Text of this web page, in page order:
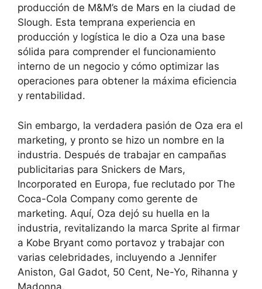
producción de M&M’s de Mars en la ciudad de
Slough. Esta temprana experiencia en
producción y logística le dio a Oza una base
sólida para comprender el funcionamiento
interno de un negocio y cómo optimizar las
operaciones para obtener la máxima eficiencia
y rentabilidad.
Sin embargo, la verdadera pasión de Oza era el
marketing, y pronto se hizo un nombre en la
industria. Después de trabajar en campañas
publicitarias para Snickers de Mars,
Incorporated en Europa, fue reclutado por The
Coca-Cola Company como gerente de
marketing. Aquí, Oza dejó su huella en la
industria, revitalizando la marca Sprite al firmar
a Kobe Bryant como portavoz y trabajar con
varias celebridades, incluyendo a Jennifer
Aniston, Gal Gadot, 50 Cent, Ne-Yo, Rihanna y
Madonna.